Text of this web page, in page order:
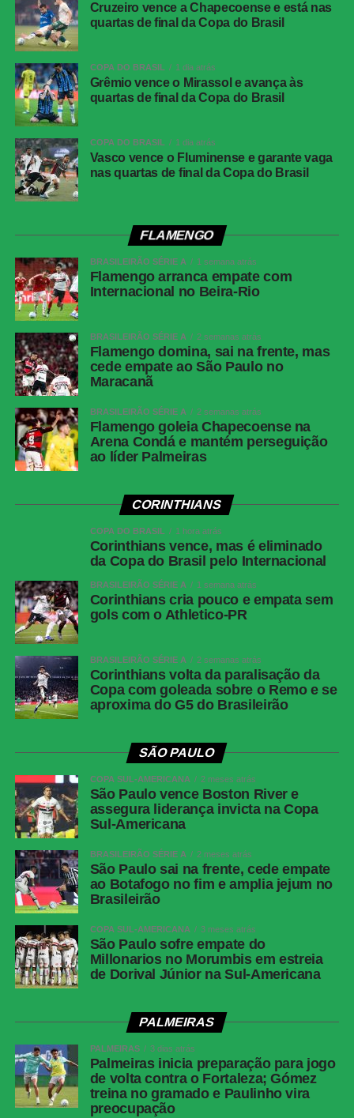
também na sexta-feira, 27 de março de 2026, às
15h (horário de Brasília), no Estádio Pituaçu, em
Salvador (BA).
Corinthians vence, mas é eliminado da Copa do
Brasil pelo Internacional
COMENTE ABAIXO:
Facebook
Twitter
LinkedIn
Share
Cruzeiro vence a Chapecoense e está nas
quartas de final da Copa do Brasil
COPA DO BRASIL 1 dia atrás
Grêmio vence o Mirassol e avança às
quartas de final da Copa do Brasil
COPA DO BRASIL 1 dia atrás
Vasco vence o Fluminense e garante vaga
nas quartas de final da Copa do Brasil
FLAMENGO
BRASILEIRÃO SÉRIE A 1 semana atrás
Flamengo arranca empate com
Internacional no Beira-Rio
BRASILEIRÃO SÉRIE A 2 semanas atrás
Flamengo domina, sai na frente, mas
cede empate ao São Paulo no
Maracanã
BRASILEIRÃO SÉRIE A 2 semanas atrás
Flamengo goleia Chapecoense na
Arena Condá e mantém perseguição
ao líder Palmeiras
CORINTHIANS
COPA DO BRASIL 1 hora atrás
Corinthians vence, mas é eliminado
da Copa do Brasil pelo Internacional
BRASILEIRÃO SÉRIE A 1 semana atrás
Corinthians cria pouco e empata sem
gols com o Athletico-PR
BRASILEIRÃO SÉRIE A 2 semanas atrás
Corinthians volta da paralisação da
Copa com goleada sobre o Remo e se
aproxima do G5 do Brasileirão
SÃO PAULO
COPA SUL-AMERICANA 2 meses atrás
São Paulo vence Boston River e
assegura liderança invicta na Copa
Sul-Americana
BRASILEIRÃO SÉRIE A 2 meses atrás
São Paulo sai na frente, cede empate
ao Botafogo no fim e amplia jejum no
Brasileirão
COPA SUL-AMERICANA 3 meses atrás
São Paulo sofre empate do
Millonarios no Morumbis em estreia
de Dorival Júnior na Sul-Americana
PALMEIRAS
PALMEIRAS 3 dias atrás
Palmeiras inicia preparação para jogo
de volta contra o Fortaleza; Gómez
treina no gramado e Paulinho vira
preocupação